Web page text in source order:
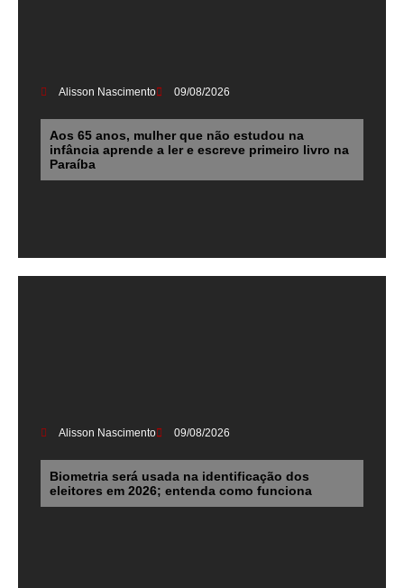
Alisson Nascimento 09/08/2026
Aos 65 anos, mulher que não estudou na
infância aprende a ler e escreve primeiro livro na
Paraíba
Alisson Nascimento 09/08/2026
Biometria será usada na identificação dos
eleitores em 2026; entenda como funciona